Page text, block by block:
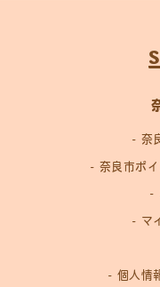
奈
奈良市ポ
マ
個人情